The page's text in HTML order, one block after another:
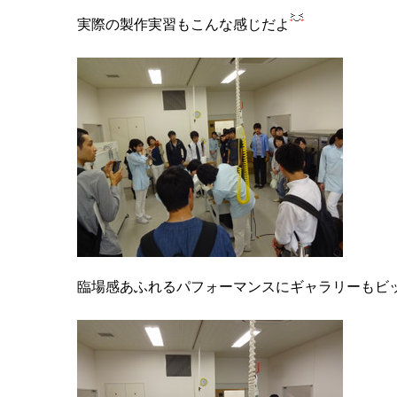
実際の製作実習もこんな感じだよ
臨場感あふれるパフォーマンスにギャラリーもビ